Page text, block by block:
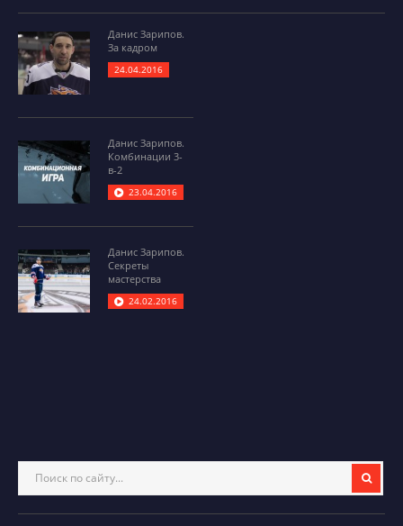
Данис Зарипов.
За кадром
24.04.2016
Данис Зарипов.
Комбинации 3-
в-2
23.04.2016
Данис Зарипов.
Секреты
мастерства
24.02.2016